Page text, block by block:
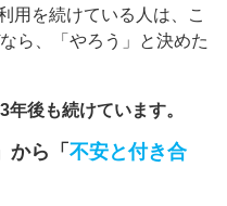
用を続けている人は、こ
ら、「やろう」と決めた
後も続けています。
ら「 不安と付き合